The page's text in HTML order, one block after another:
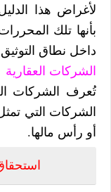
لأغراض هذا
بأنها تلك
داخل نطاق
الشركات العقارية
تُعرف الشركات
أو رأس مالها.